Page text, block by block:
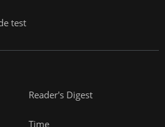
test
Reader's Digest
Time